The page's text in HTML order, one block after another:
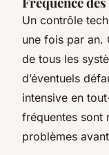
Un contrôle
une fois par an.
de tous les
d’éventuels
intensive en
fréquentes sont
problèmes